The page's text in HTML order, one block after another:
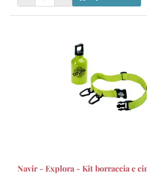
Navir - Explora - Kit borraccia e